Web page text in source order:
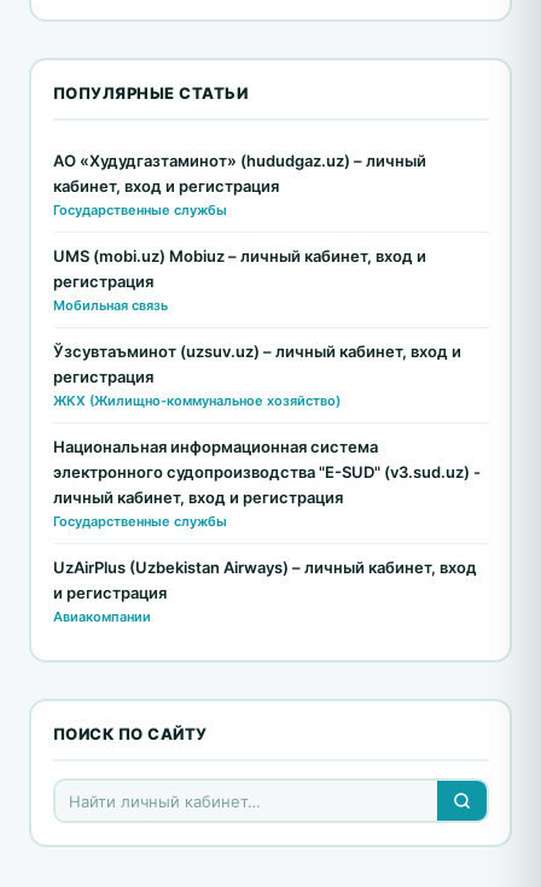
ПОПУЛЯРНЫЕ СТАТЬИ
АО «Худудгазтаминот» (hududgaz.uz) – личный
кабинет, вход и регистрация
Государственные службы
UMS (mobi.uz) Mobiuz – личный кабинет, вход и
регистрация
Мобильная связь
Ўзсувтаъминот (uzsuv.uz) – личный кабинет, вход и
регистрация
ЖКХ (Жилищно-коммунальное хозяйство)
Национальная информационная система
электронного судопроизводства "E-SUD" (v3.sud.uz) -
личный кабинет, вход и регистрация
Государственные службы
UzAirPlus (Uzbekistan Airways) – личный кабинет, вход
и регистрация
Авиакомпании
ПОИСК ПО САЙТУ